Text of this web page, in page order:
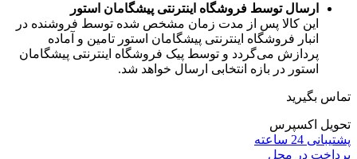
ارسال توسط فروشگاه اینترنتی پیشگامان استور
این کالا پس از مدت زمان مشخص شده توسط فروشنده در
انبار فروشگاه اینترنتی پیشگامان استور تامین و آماده
پردازش می‌گردد و توسط پیک فروشگاه اینترنتی پیشگامان
استور در بازه انتخابی ارسال خواهد شد.
تماس بگیرید
تحویل اکسپرس
پشتیبانی 24 ساعته
پرداخت در محل